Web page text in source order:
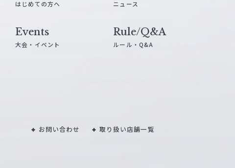
はじめての方へ ニュース
Events
大会・イベント
Rule/Q&A
ルール・Q&A
お問い合わせ 取り扱い店舗一覧